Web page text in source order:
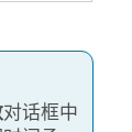
对话框中